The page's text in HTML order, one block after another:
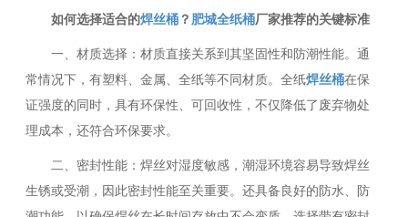
如何选择适合的焊丝桶 ？ 肥城全纸桶厂家推荐的关键标准
一、材质选择：材质直接关系到其坚固性和防潮性能。通
常情况下，有塑料、金属、全纸等不同材质。全纸焊丝桶在保
证强度的同时，具有环保性、可回收性，不仅降低了废弃物处
理成本，还符合环保要求。
二、密封性能：焊丝对湿度敏感，潮湿环境容易导致焊丝
生锈或受潮，因此密封性能至关重要。还具备良好的防水、防